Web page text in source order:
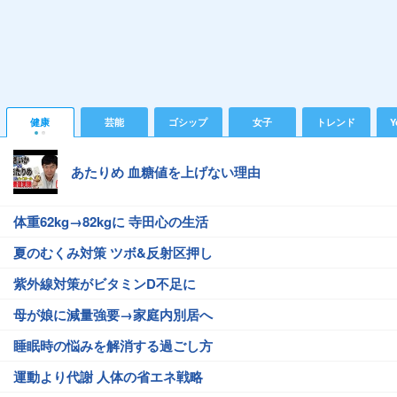
健康 芸能 ゴシップ 女子 トレンド
あたりめ 血糖値を上げない理由
体重62kg→82kgに 寺田心の生活
夏のむくみ対策 ツボ&反射区押し
紫外線対策がビタミンD不足に
母が娘に減量強要→家庭内別居へ
睡眠時の悩みを解消する過ごし方
運動より代謝 人体の省エネ戦略